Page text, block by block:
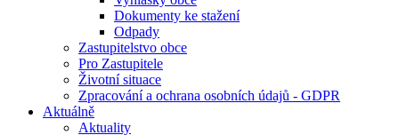
Dokumenty ke stažení
Odpady
Zastupitelstvo obce
Pro Zastupitele
Životní situace
Zpracování a ochrana osobních údajů - GDPR
Aktuálně
Aktuality